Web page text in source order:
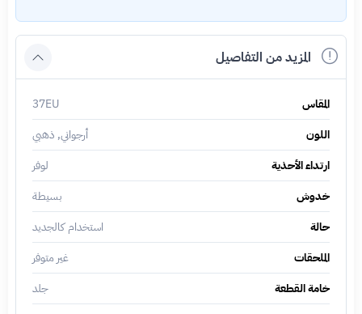
المزيد من التفاصيل
المقاس
37EU
اللون
أرجواني, ذهبي
ارتداء الأحذية
لوفر
خدوش
بسيطة
حالة
استخدام كالجديد
الملحقات
غير متوفر
خامة القطعة
جلد